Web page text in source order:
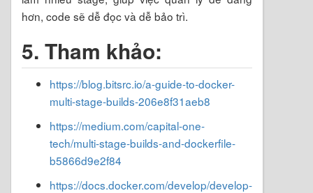
hơn, code sẽ dễ đọc và dễ bảo trì.
5. Tham khảo:
https://blog.bitsrc.io/a-guide-to-docker-
multi-stage-builds-206e8f31aeb8
https://medium.com/capital-one-
tech/multi-stage-builds-and-dockerfile-
b5866d9e2f84
https://docs.docker.com/develop/develop-